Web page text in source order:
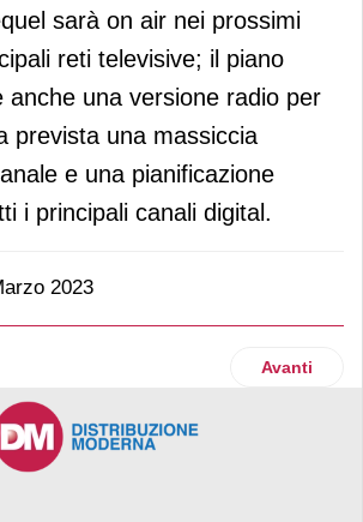
sarà on air nei prossimi
reti televisive; il piano
anche una versione radio per
prevista una massiccia
e una pianificazione
i principali canali digital.
2023
Despar: si è conclusa la raccolta
Articolo
Avanti